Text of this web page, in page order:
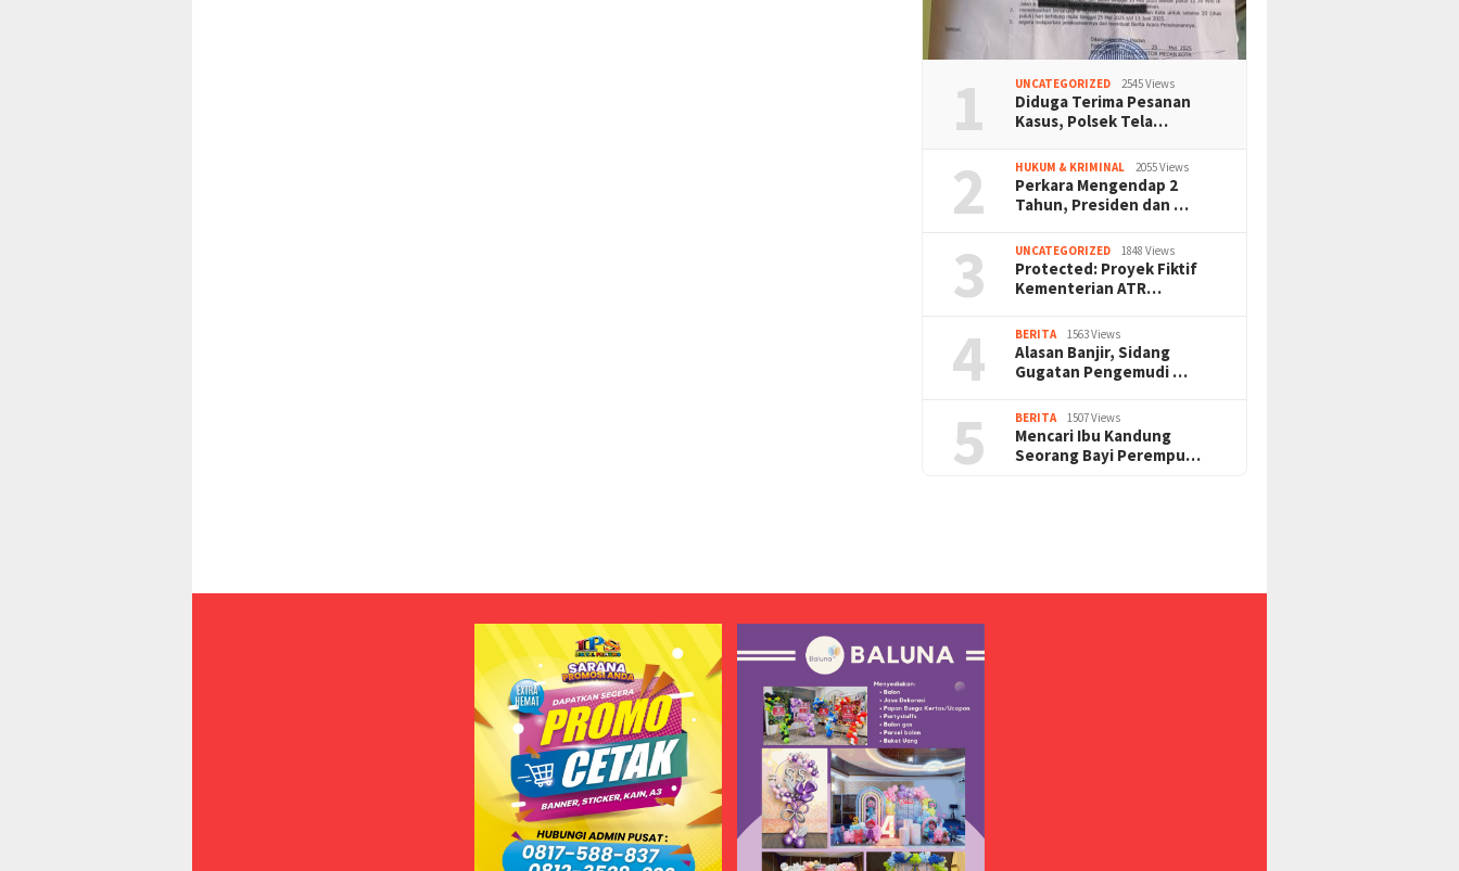
1 UNCATEGORIZED 2545 Views
Diduga Terima Pesanan
Kasus, Polsek Tela…
2 HUKUM & KRIMINAL 2055 Views
Perkara Mengendap 2
Tahun, Presiden dan …
3 UNCATEGORIZED 1848 Views
Protected: Proyek Fiktif
Kementerian ATR…
4 BERITA 1563 Views
Alasan Banjir, Sidang
Gugatan Pengemudi …
5 BERITA 1507 Views
Mencari Ibu Kandung
Seorang Bayi Perempu…